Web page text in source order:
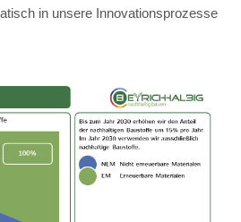
in unsere Innovationsprozesse